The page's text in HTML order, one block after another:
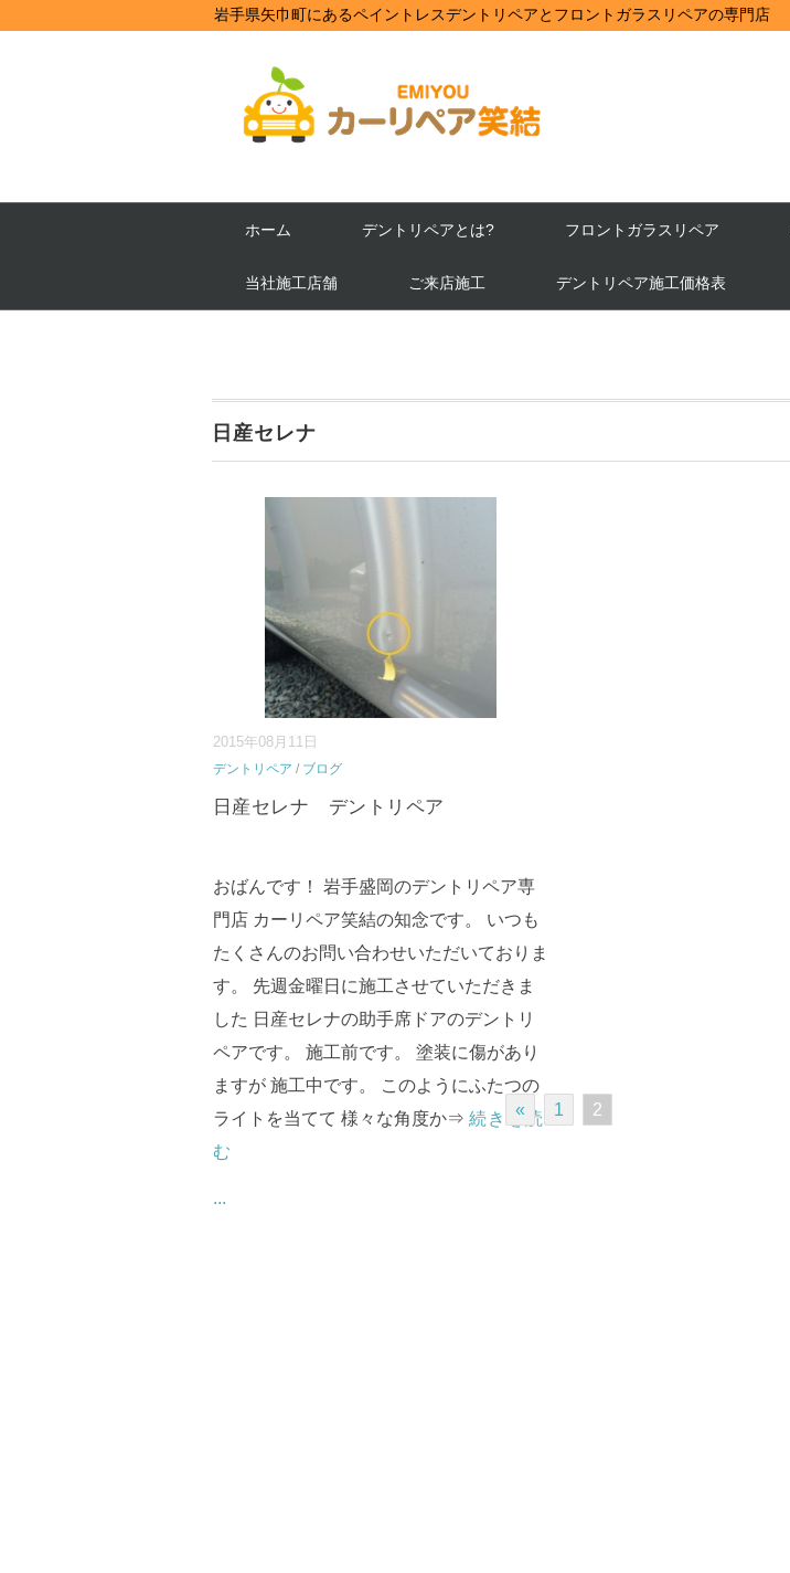
岩手県矢巾町にあるペイントレスデントリペアとフロントガラスリペアの専門店
ホーム デントリペアとは? フロントガラスリペア
当社施工店舗 ご来店施工 デントリペア施工価格表
日産セレナ
2015年08月11日
デントリペア / ブログ
日産セレナ デントリペア
おばんです！ 岩手盛岡のデントリペア専
門店 カーリペア笑結の知念です。 いつも
たくさんのお問い合わせいただいておりま
す。 先週金曜日に施工させていただきま
した 日産セレナの助手席ドアのデントリ
ペアです。 施工前です。 塗装に傷があり
ますが 施工中です。 このようにふたつの
ライトを当てて 様々な角度か⇒ 続きを読
む
...
« 1 2